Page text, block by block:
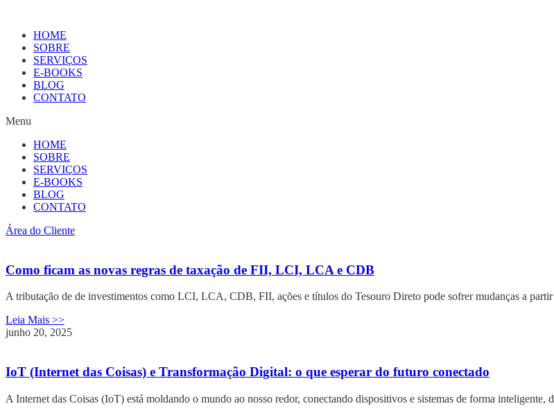
HOME
SOBRE
SERVIÇOS
E-BOOKS
BLOG
CONTATO
Menu
HOME
SOBRE
SERVIÇOS
E-BOOKS
BLOG
CONTATO
Área do Cliente
Como ficam as novas regras de taxação de FII, LCI, LCA e CDB
A tributação de de investimentos como LCI, LCA, CDB, FII, ações e títulos do Tesouro Direto pode sofrer mudanças a
Leia Mais >>
junho 20, 2025
IoT (Internet das Coisas) e Transformação Digital: o que esperar do futuro conectado
A Internet das Coisas (IoT) está moldando o mundo ao nosso redor, conectando dispositivos e sistemas de forma inteligente,